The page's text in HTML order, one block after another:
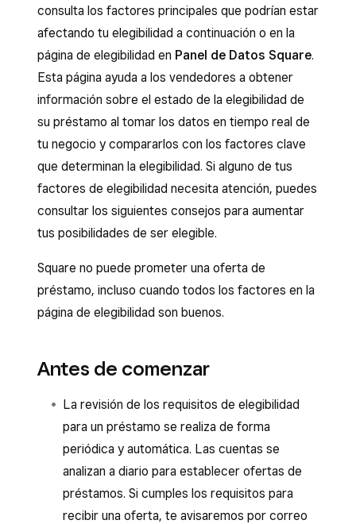
consulta los factores principales que podrían estar
afectando tu elegibilidad a continuación o en la
página de elegibilidad en Panel de Datos Square.
Esta página ayuda a los vendedores a obtener
información sobre el estado de la elegibilidad de
su préstamo al tomar los datos en tiempo real de
tu negocio y compararlos con los factores clave
que determinan la elegibilidad. Si alguno de tus
factores de elegibilidad necesita atención, puedes
consultar los siguientes consejos para aumentar
tus posibilidades de ser elegible.
Square no puede prometer una oferta de
préstamo, incluso cuando todos los factores en la
página de elegibilidad son buenos.
Antes de comenzar
La revisión de los requisitos de elegibilidad
para un préstamo se realiza de forma
periódica y automática. Las cuentas se
analizan a diario para establecer ofertas de
préstamos. Si cumples los requisitos para
recibir una oferta, te avisaremos por correo